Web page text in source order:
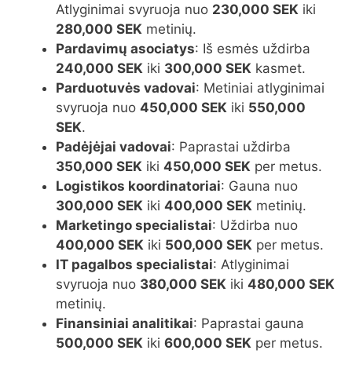
Atlyginimai svyruoja nuo 230,000 SEK iki
280,000 SEK metinių.
Pardavimų asociatys: Iš esmės uždirba
240,000 SEK iki 300,000 SEK kasmet.
Parduotuvės vadovai: Metiniai atlyginimai
svyruoja nuo 450,000 SEK iki 550,000
SEK.
Padėjėjai vadovai: Paprastai uždirba
350,000 SEK iki 450,000 SEK per metus.
Logistikos koordinatoriai: Gauna nuo
300,000 SEK iki 400,000 SEK metinių.
Marketingo specialistai: Uždirba nuo
400,000 SEK iki 500,000 SEK per metus.
IT pagalbos specialistai: Atlyginimai
svyruoja nuo 380,000 SEK iki 480,000 SEK
metinių.
Finansiniai analitikai: Paprastai gauna
500,000 SEK iki 600,000 SEK per metus.